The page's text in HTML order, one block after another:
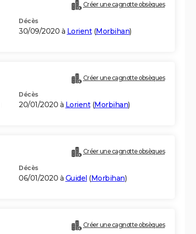
Créer une cagnotte obsèques
Décès
30/09/2020 à Lorient(Morbihan)
Créer une cagnotte obsèques
Décès
20/01/2020 à Lorient(Morbihan)
Créer une cagnotte obsèques
Décès
06/01/2020 à Guidel (Morbihan)
Créer une cagnotte obsèques